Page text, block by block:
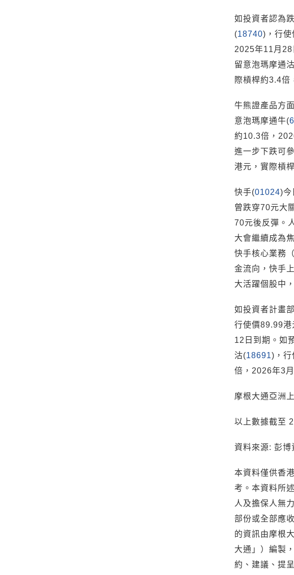
如投資者認為
(18740)，行使
2025年11月28
留意泡瑪摩通
際槓桿約3.4倍
牛熊證產品方
意泡瑪摩通牛(
約10.3倍，
進一步下跌可
港元，實際槓
快手(01024)今
曾跌穿70元大
70元後反彈。
大會繼續成為
快手核心業務
金流向，快手
大活躍個股中
如投資者計畫
行使價89.99港
12日到期。如
沽(18691)，行
倍，2026年3
摩根大通亞洲
以上數據截至
資料來源: 彭
本資料僅供香
考。本資料所
人及擔保人無
部份或全部應
的資訊由摩根
大通」）編製
約、建議、提